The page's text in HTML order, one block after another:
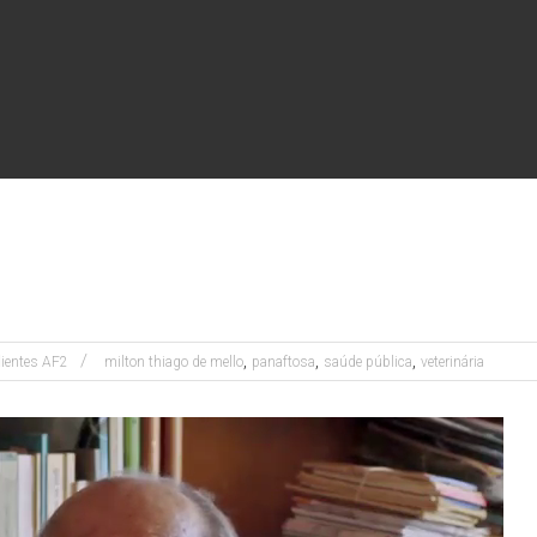
AF2 milton thiago de mello, panaftosa, saúde pública, veterinária